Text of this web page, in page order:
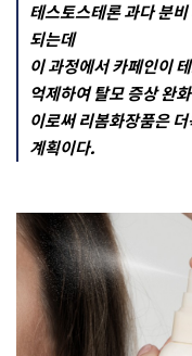
테스토스테론 과다 분
되는데
이 과정에서 카페인이
억제하여 탈모 증상 완
이로써 리봄화장품은
계획이다.